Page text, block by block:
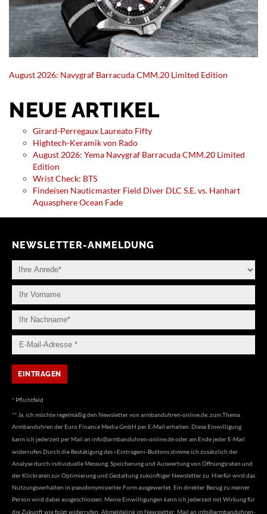
August 2026: Navygraf Barracuda CMM.20 Limited Edition
NEUE ARTIKEL
Girard-Perregaux Laureato Fifty
Hightech-Keramik von Rado
August 2026: Yema Navygraf Barracuda CMM.20 Limited
Edition
Wrist Check: BTS
Findeisen Nauticmaster Field Diver DLC S.E. vs. Hanhart
Aquasphere Ocean Fade
NEWSLETTER-ANMELDUNG
* Pflichtfeld
** Ja, ich möchte regelmäßig den Newsletter von armbanduhren-online.de, zum Thema
Armbanduhren der Euro Finance Media GmbH per E-Mail erhalten. Diese Einwilligung
kann ich jederzeit per Mail an info@armbanduhren-online.deoder am Ende jeder E-Mail
widerrufen.Durch die Bestätigung des «Eintragen»-Buttons stimme ich zusätzlich der
Analyse durch individuelle Messung, Speicherung und Auswertung von Öffnungsraten und
der Klickraten zur Optimierung und Gestaltung zukünftiger Newsletter zu. Hierfür wird das
Nutzungsverhalten in pseudonymisierter Form ausgewertet. Ein direkter Bezug zu meiner
Person wird dabei ausgeschlossen. Meine Einwilligungen kann ich jederzeit mit Wirkung für
die Zukunft wie folgt widerrufen: Abmeldelink im Newsletter; Mail an info@armbanduhren-